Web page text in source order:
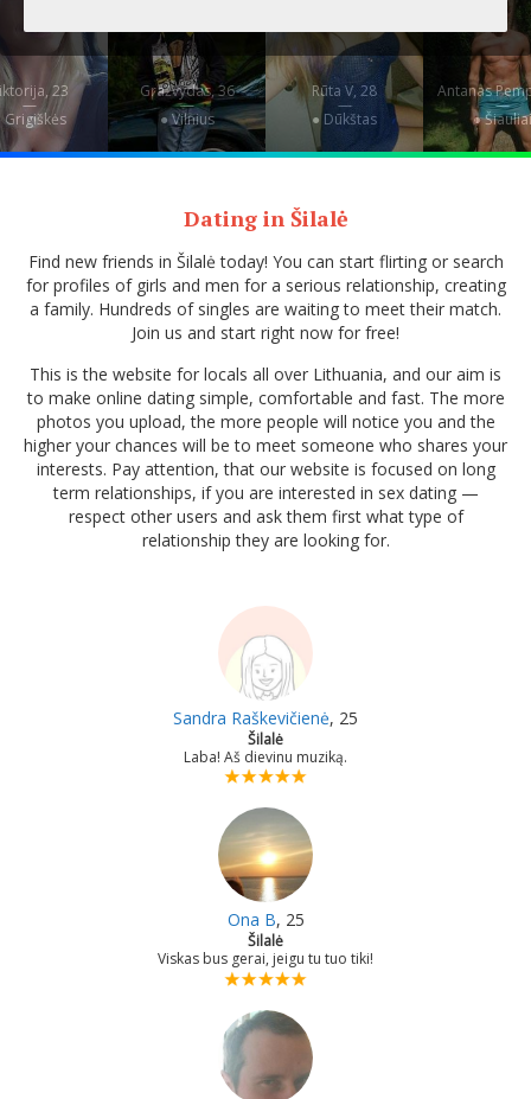
23
—
Grigiškės
Gražvydas, 36
—
● Vilnius
Rūta V, 28
—
● Dūkštas
Antanas
—
● Šiauliai
Dating in Šilalė
Find new friends in Šilalė today! You can start flirting or search
for profiles of girls and men for a serious relationship, creating
a family. Hundreds of singles are waiting to meet their match.
Join us and start right now for free!
This is the website for locals all over Lithuania, and our aim is
to make online dating simple, comfortable and fast. The more
photos you upload, the more people will notice you and the
higher your chances will be to meet someone who shares your
interests. Pay attention, that our website is focused on long
term relationships, if you are interested in sex dating —
respect other users and ask them first what type of
relationship they are looking for.
Sandra Raškevičienė, 25
Šilalė
Laba! Aš dievinu muziką.
Ona B, 25
Šilalė
Viskas bus gerai, jeigu tu tuo tiki!